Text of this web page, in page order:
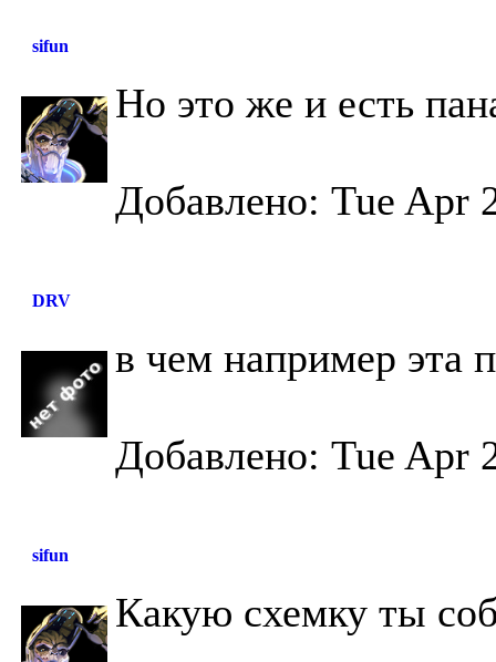
sifun
Но это же и есть
Добавлено: Tue Apr
DRV
в чем например эта
Добавлено: Tue Apr
sifun
Какую схемку ты